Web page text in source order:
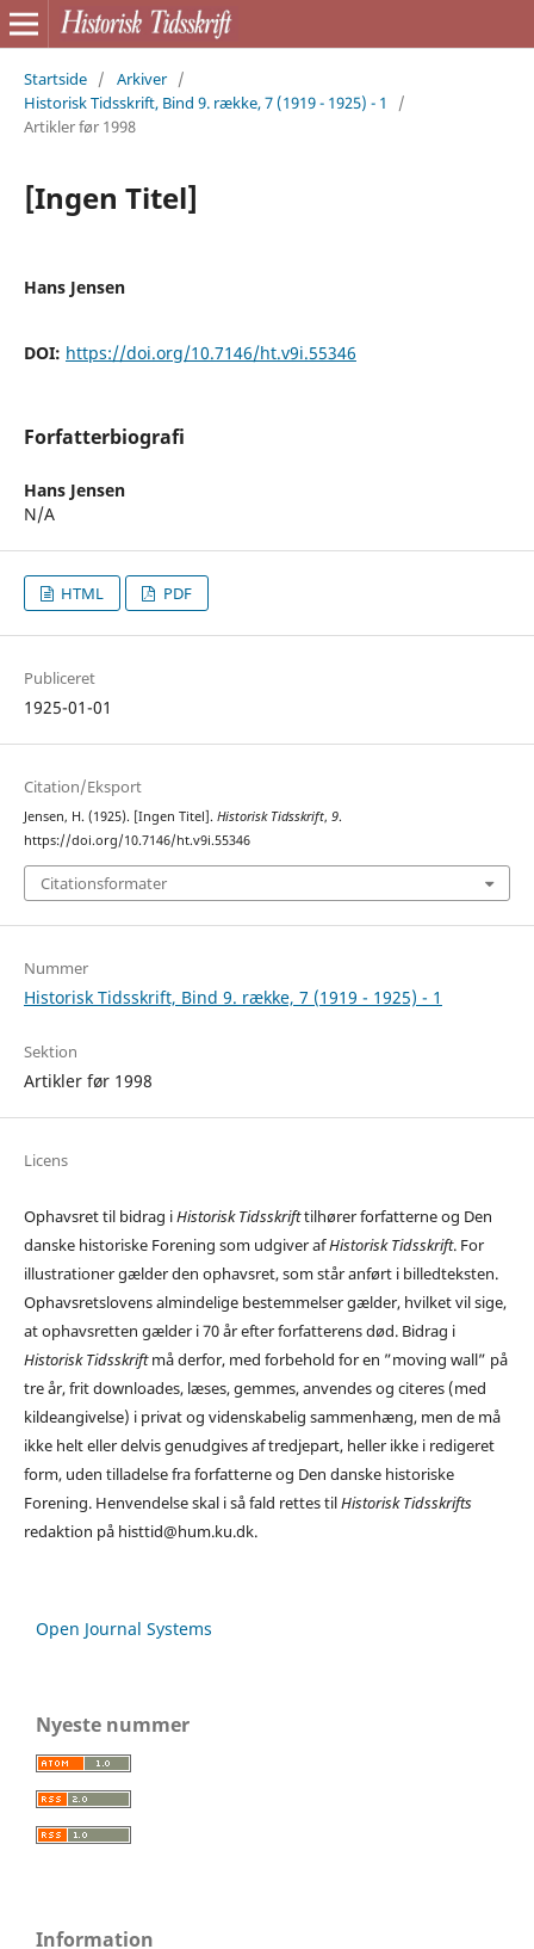
Startside / Arkiver /
Historisk Tidsskrift, Bind 9. række, 7 (1919 - 1925) - 1
/
Artikler før 1998
[Ingen Titel]
Hans Jensen
DOI: https://doi.org/10.7146/ht.v9i.55346
Forfatterbiografi
Hans Jensen
N/A
HTML PDF
Publiceret
1925-01-01
Citation/Eksport
Jensen, H. (1925). [Ingen Titel]. Historisk Tidsskrift, 9.
https://doi.org/10.7146/ht.v9i.55346
Citationsformater
Nummer
Historisk Tidsskrift, Bind 9. række, 7 (1919 - 1925) - 1
Sektion
Artikler før 1998
Licens
Ophavsret til bidrag iHistorisk Tidsskrifttilhører forfatterne og Den
danske historiske Forening som udgiver afHistorisk Tidsskrift. For
illustrationer gælder den ophavsret, som står anført i billedteksten.
Ophavsretslovens almindelige bestemmelser gælder, hvilket vil sige,
at ophavsretten gælder i 70 år efter forfatterens død. Bidrag i
Historisk Tidsskriftmå derfor, med forbehold for en ”moving wall” på
tre år, frit downloades, læses, gemmes, anvendes og citeres (med
kildeangivelse) i privat og videnskabelig sammenhæng, men de må
ikke helt eller delvis genudgives af tredjepart, heller ikke i redigeret
form, uden tilladelse fra forfatterne og Den danske historiske
Forening. Henvendelse skal i så fald rettes tilHistorisk Tidsskrifts
redaktion på histtid@hum.ku.dk.
Open Journal Systems
Nyeste nummer
Information